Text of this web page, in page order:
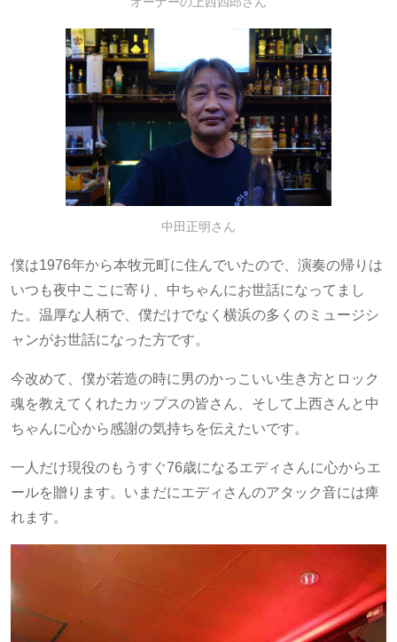
中田正明さん
僕は1976年から本牧元町に住んでいたので、演奏の帰りは
いつも夜中ここに寄り、中ちゃんにお世話になってまし
た。温厚な人柄で、僕だけでなく横浜の多くのミュージシ
ャンがお世話になった方です。
今改めて、僕が若造の時に男のかっこいい生き方とロック
魂を教えてくれたカップスの皆さん、そして上西さんと中
ちゃんに心から感謝の気持ちを伝えたいです。
一人だけ現役のもうすぐ76歳になるエディさんに心からエ
ールを贈ります。いまだにエディさんのアタック音には痺
れます。